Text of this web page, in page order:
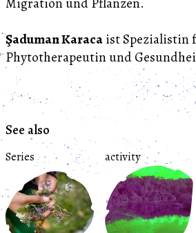
Şaduman Karacaist Spezialistin
Phytotherapeutin und
See also
Series activity